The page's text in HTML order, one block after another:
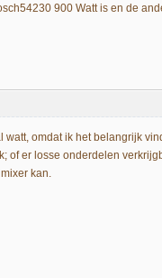
900 Watt is en de
watt, omdat ik het belangrijk
of er losse onderdelen
kan.